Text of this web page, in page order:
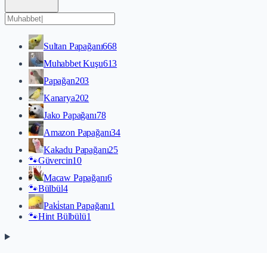
Sultan Papağanı668
Muhabbet Kuşu613
Papağan203
Kanarya202
Jako Papağanı78
Amazon Papağanı34
Kakadu Papağanı25
🐾Güvercin10
Macaw Papağanı6
🐾Bülbül4
Paki̇stan Papağanı1
🐾Hint Bülbülü1